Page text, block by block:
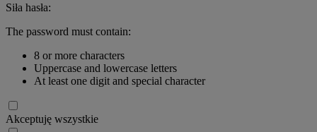
Siła hasła:
The password must contain:
8 or more characters
Uppercase and lowercase letters
At least one digit and special character
Akceptuję wszystkie